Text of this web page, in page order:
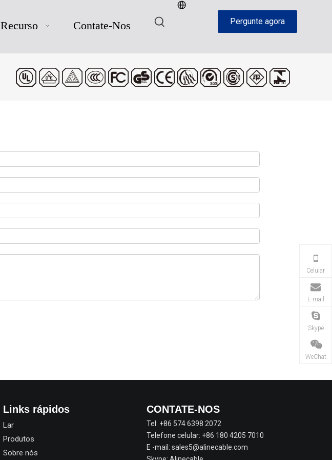
Recurso Contate-Nos Pergunte agora
Celular
E-mail
Skype
WeChat
Links rápidos
Lar
Produtos
Sobre nós
CONTATE-NOS
Tel: +86 574 6398 2072
Telefone celular: +86 180 4205 7010
E -mail: sales5@alinecable.com